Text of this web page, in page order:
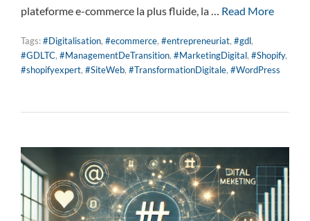
plateforme e-commerce la plus fluide, la … Read More
Tags:#Digitalisation, #ecommerce, #entrepreneuriat, #gdl,
#GDLTC, #ManagementDeTransition, #MarketingDigital, #Shopify,
#shopifyexpert, #SiteWeb, #TransformationDigitale, #WordPress